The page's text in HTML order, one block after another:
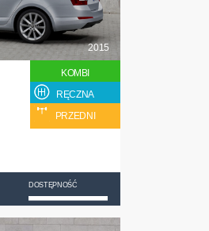
2015
KOMBI
RĘCZNA
PRZEDNI
DOSTĘPNOŚĆ